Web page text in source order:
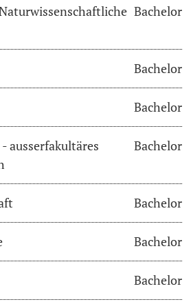
Bachelor
Bachelor
Bachelor
ausserfakultäres
Bachelor
Bachelor
Bachelor
Bachelor